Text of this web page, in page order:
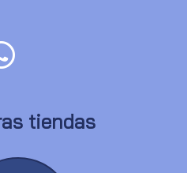
tiendas